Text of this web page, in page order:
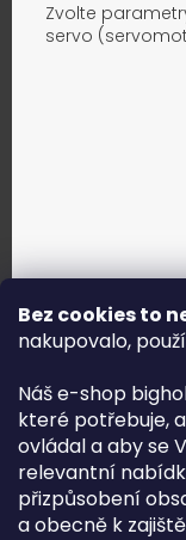
Bez cookies to
nakupovalo,
Náš e-shop
které potřebuje,
ovládal a aby se
relevantní
přizpůsobení
a obecně k
Zvolte
servo